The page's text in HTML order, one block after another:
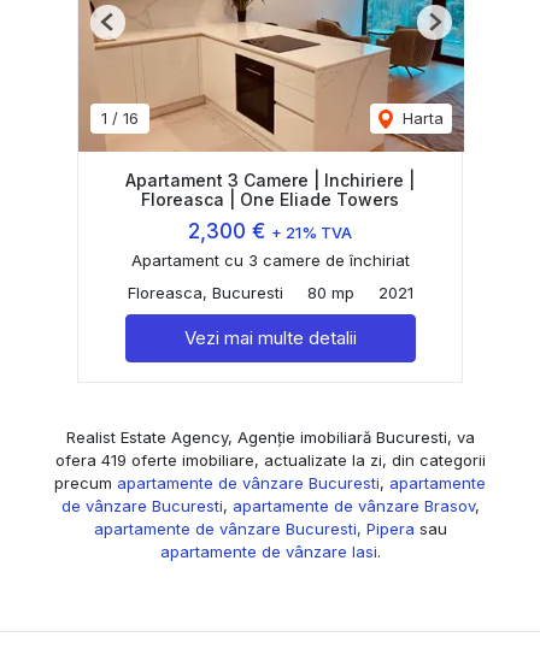
1 / 16 Harta
Previous Next
Apartament 3 Camere | Inchiriere |
Floreasca | One Eliade Towers
2,300 € + 21% TVA
Apartament cu 3 camere de închiriat
Floreasca, Bucuresti
80 mp 2021
Vezi mai multe detalii
Realist Estate Agency, Agenție imobiliară Bucuresti, va
ofera 419 oferte imobiliare, actualizate la zi, din categorii
precum apartamente de vânzare Bucuresti, apartamente
de vânzare Bucuresti, apartamente de vânzare Brasov,
apartamente de vânzare Bucuresti, Pipera sau
apartamente de vânzare Iasi.